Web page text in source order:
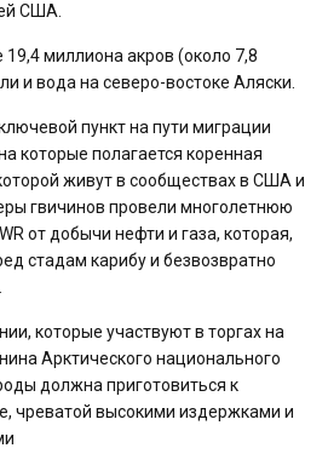
США.
19,4 миллиона акров (около 7,8
и вода на северо-востоке Аляски.
пункт на пути миграции
которые полагается коренная
живут в сообществах в США и
гвичинов провели многолетнюю
от добычи нефти и газа, которая,
стадам карибу и безвозвратно
которые участвуют в торгах на
Арктического национального
должна приготовиться к
чреватой высокими издержками и